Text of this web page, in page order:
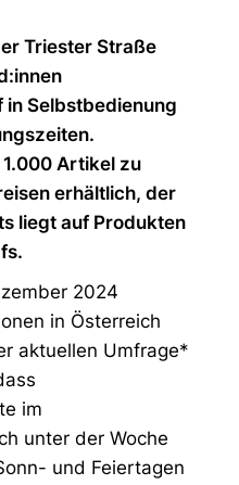
Triester Straße
Selbstbedienung
Artikel zu
erhältlich, der
liegt auf Produkten
2024
in Österreich
aktuellen Umfrage*
im
unter der Woche
und Feiertagen